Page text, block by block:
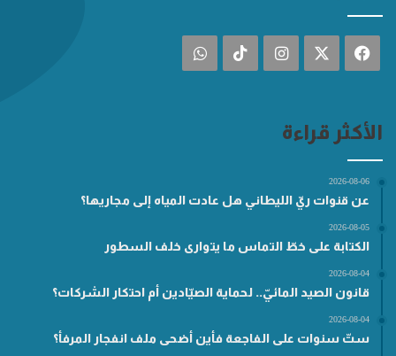
فيسبوك انستقرام ‫TikTokواتساب
الأكثر قراءة
2026-08-06
عن قنوات ريّ الليطاني هل عادت المياه إلى مجاريها؟
2026-08-05
الكتابة على خطّ التماس ما يتوارى خلف السطور
2026-08-04
قانون الصيد المائيّ.. لحماية الصيّادين أم احتكار الشركات؟
2026-08-04
ستّ سنوات على الفاجعة فأين أضحى ملف انفجار المرفأ؟